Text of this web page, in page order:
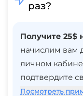
раз?
Получите 25$
начислим вам
личном
подтвердите
Посмотреть